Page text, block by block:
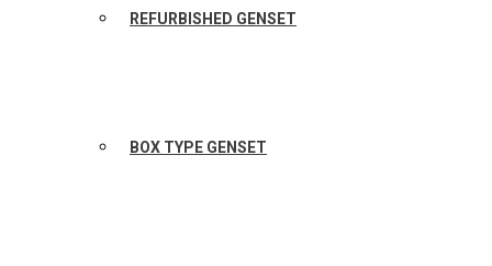
REFURBISHED GENSET
BOX TYPE GENSET